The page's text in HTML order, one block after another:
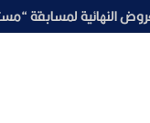
محمد فراج وإسلام